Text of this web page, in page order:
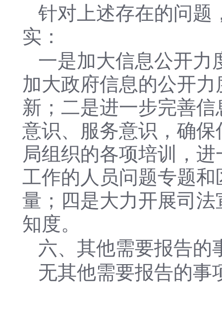
针对上述存在的问题
实：
一是加大信息公开力
加大政府信息的公开
新；二是进一步完善
意识、服务意识，确
局组织的各项培训，
工作的人员问题专题
量；四是大力开展司
知度。
六、其他需要报告的
无其他需要报告的事